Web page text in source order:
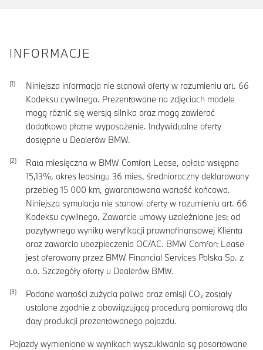
INFORMACJE
Niniejsza informacja nie stanowi oferty w rozumieniu art. 66
Kodeksu cywilnego. Prezentowane na zdjęciach modele
mogą różnić się wersją silnika oraz mogą zawierać
dodatkowo płatne wyposażenie. Indywidualne oferty
dostępne u Dealerów BMW.
Rata miesięczna w BMW Comfort Lease, opłata wstępna
15,13%, okres leasingu 36 mies, średnioroczny deklarowany
przebieg 15 000 km, gwarantowana wartość końcowa.
Niniejsza symulacja nie stanowi oferty w rozumieniu art. 66
Kodeksu cywilnego. Zawarcie umowy uzależnione jest od
pozytywnego wyniku weryfikacji prawnofinansowej Klienta
oraz zawarcia ubezpieczenia OC/AC. BMW Comfort Lease
jest oferowany przez BMW Financial Services Polska Sp. z
o.o. Szczegóły oferty u Dealerów BMW.
Podane wartości zużycia paliwa oraz emisji CO₂ zostały
ustalone zgodnie z obowiązującą procedurą pomiarową dla
daty produkcji prezentowanego pojazdu.
Pojazdy wymienione w wynikach wyszukiwania są posortowane